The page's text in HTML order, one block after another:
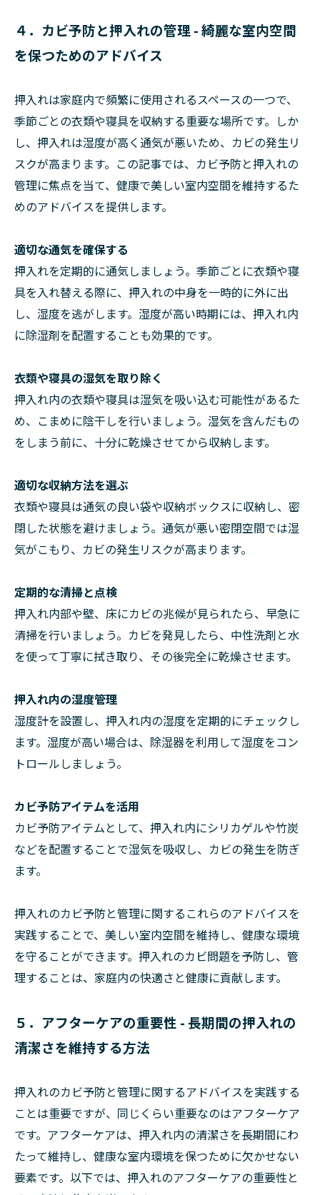
４．カビ予防と押入れの管理 - 綺麗な室内空間
を保つためのアドバイス
押入れは家庭内で頻繁に使用されるスペースの一つで、
季節ごとの衣類や寝具を収納する重要な場所です。しか
し、押入れは湿度が高く通気が悪いため、カビの発生リ
スクが高まります。この記事では、カビ予防と押入れの
管理に焦点を当て、健康で美しい室内空間を維持するた
めのアドバイスを提供します。
適切な通気を確保する
押入れを定期的に通気しましょう。季節ごとに衣類や寝
具を入れ替える際に、押入れの中身を一時的に外に出
し、湿度を逃がします。湿度が高い時期には、押入れ内
に除湿剤を配置することも効果的です。
衣類や寝具の湿気を取り除く
押入れ内の衣類や寝具は湿気を吸い込む可能性があるた
め、こまめに陰干しを行いましょう。湿気を含んだもの
をしまう前に、十分に乾燥させてから収納します。
適切な収納方法を選ぶ
衣類や寝具は通気の良い袋や収納ボックスに収納し、密
閉した状態を避けましょう。通気が悪い密閉空間では湿
気がこもり、カビの発生リスクが高まります。
定期的な清掃と点検
押入れ内部や壁、床にカビの兆候が見られたら、早急に
清掃を行いましょう。カビを発見したら、中性洗剤と水
を使って丁寧に拭き取り、その後完全に乾燥させます。
押入れ内の湿度管理
湿度計を設置し、押入れ内の湿度を定期的にチェックし
ます。湿度が高い場合は、除湿器を利用して湿度をコン
トロールしましょう。
カビ予防アイテムを活用
カビ予防アイテムとして、押入れ内にシリカゲルや竹炭
などを配置することで湿気を吸収し、カビの発生を防ぎ
ます。
押入れのカビ予防と管理に関するこれらのアドバイスを
実践することで、美しい室内空間を維持し、健康な環境
を守ることができます。押入れのカビ問題を予防し、管
理することは、家庭内の快適さと健康に貢献します。
５．アフターケアの重要性 - 長期間の押入れの
清潔さを維持する方法
押入れのカビ予防と管理に関するアドバイスを実践する
ことは重要ですが、同じくらい重要なのはアフターケア
です。アフターケアは、押入れ内の清潔さを長期間にわ
たって維持し、健康な室内環境を保つために欠かせない
要素です。以下では、押入れのアフターケアの重要性と